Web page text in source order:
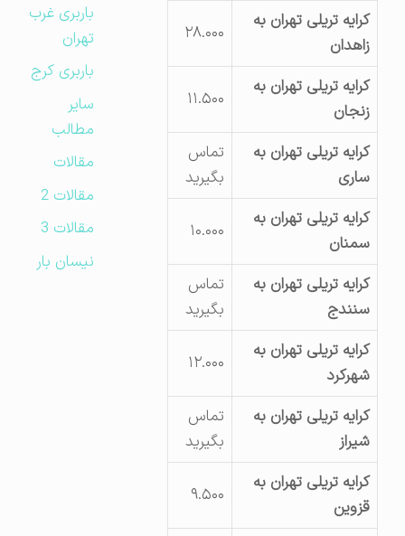
کرایه تریلی تهران به
زاهدان
۲۸.۰۰۰
کرایه تریلی تهران به
زنجان
۱۱.۵۰۰
کرایه تریلی تهران به
ساری
تماس
بگیرید
کرایه تریلی تهران به
سمنان
۱۰.۰۰۰
کرایه تریلی تهران به
سنندج
تماس
بگیرید
کرایه تریلی تهران به
شهرکرد
۱۲.۰۰۰
کرایه تریلی تهران به
شیراز
تماس
بگیرید
کرایه تریلی تهران به
قزوین
۹.۵۰۰
باربری غرب
تهران
باربری کرج
مطالب
مقالات
مقالات 2
مقالات 3
نیسان بار